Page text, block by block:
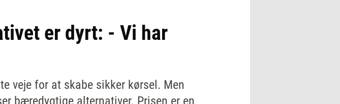
er dyrt: - Vi har
veje for at skabe sikker kørsel. Men
bæredygtige alternativer. Prisen er en